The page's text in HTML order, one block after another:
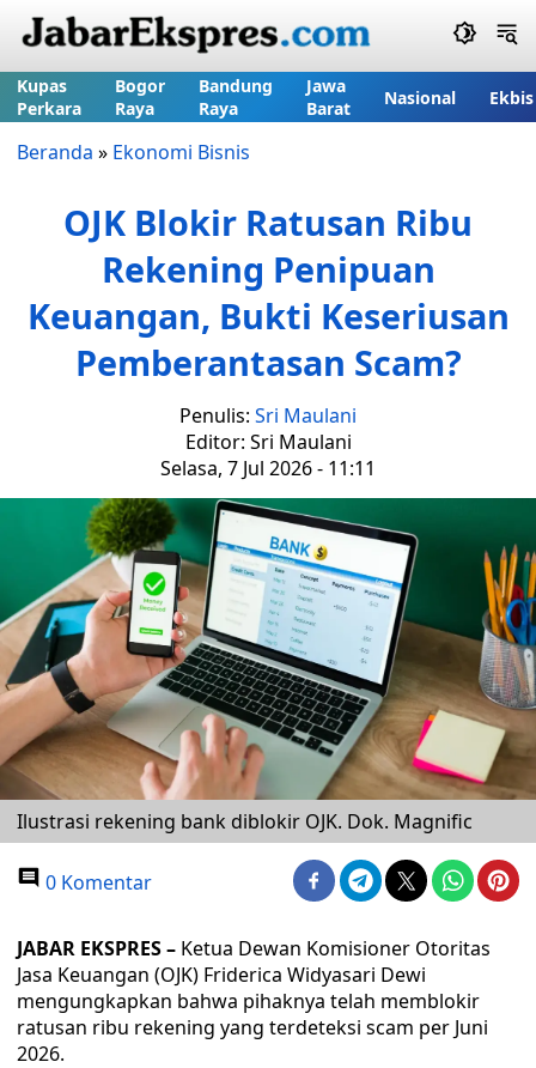
Kupas
Perkara
Bogor
Raya
Bandung
Raya
Jawa
Barat
Nasional Ekbis
Beranda » Ekonomi Bisnis
OJK Blokir Ratusan Ribu
Rekening Penipuan
Keuangan, Bukti Keseriusan
Pemberantasan Scam?
Penulis: Sri Maulani
Editor: Sri Maulani
Selasa, 7 Jul 2026 - 11:11
Ilustrasi rekening bank diblokir OJK. Dok. Magnific
0 Komentar
JABAR EKSPRES – Ketua Dewan Komisioner Otoritas
Jasa Keuangan (OJK) Friderica Widyasari Dewi
mengungkapkan bahwa pihaknya telah memblokir
ratusan ribu rekening yang terdeteksi scam per Juni
2026.